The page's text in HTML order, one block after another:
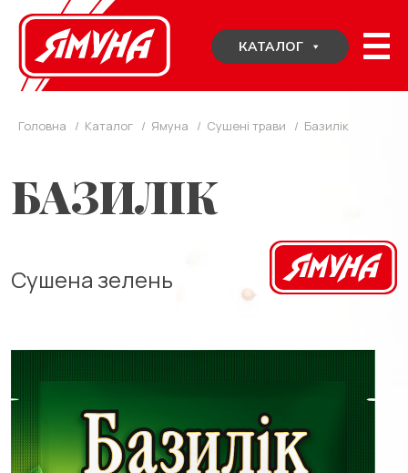
Skip
content
КАТАЛОГ
Головна / Каталог / Ямуна / Сушені трави / Базилік
БАЗИЛІК
Сушена зелень